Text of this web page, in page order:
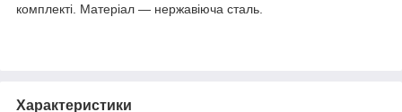
комплекті. Матеріал — нержавіюча сталь.
Характеристики